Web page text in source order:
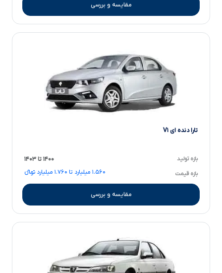
مقایسه و بررسی
تارا دنده ای V۱
بازه تولید ۱۴۰۰ تا ۱۴۰۳
بازه قیمت ۱.۵۶۰ میلیارد تا ۱.۷۶۰ میلیارد تومانءءء
مقایسه و بررسی